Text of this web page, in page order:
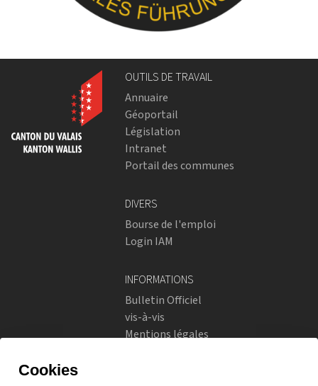
OUTILS DE TRAVAIL
Annuaire
Géoportail
Législation
Intranet
Portail des communes
DIVERS
Bourse de l'emploi
Login IAM
INFORMATIONS
Bulletin Officiel
vis-à-vis
Mentions légales